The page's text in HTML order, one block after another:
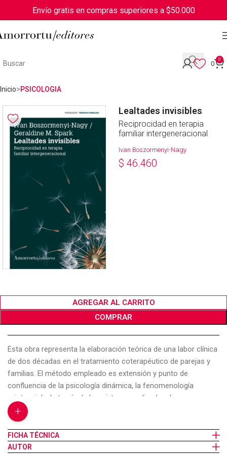
Envío gratis en compras superiores a $50.000
0
0
Inicio PSICOLOGIA
Lealtades invisibles
Reciprocidad en terapia
familiar intergeneracional
Ivan Boszormenyi-Nagy
$ 46.460
AGREGAR AL CARRITO
COMPRAR
Esta obra representa la elaboración teórica de una labor clínica
de dos décadas en el tratamiento coterapéutico de parejas y
familias. El método empleado es extensión y punto de
confluencia de la psicología dinámica, la fenomenología
existencial y la teoría de los sistemas aplicada a la
comprensión de las relaciones humanas. Un importante
aspecto de la técnica aquí presentada es la identificación de
los conflictos de lealtades no admitidos o inconcientes, en los
que el aparente “traidor” es a la postre destruido o castigado
+
FICHA TÉCNICA
AUTOR